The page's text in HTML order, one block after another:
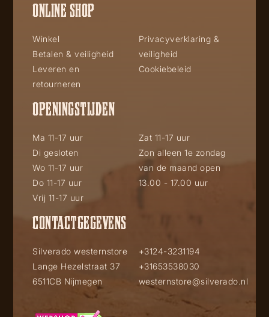
ONLINE SHOP
Winkel
Betalen & veiligheid
Leveren en
retourneren
Privacyverklaring &
veiligheid
Cookiebeleid
OPENINGSTIJDEN
Ma 11-17 uur
Di gesloten
Wo 11-17 uur
Do 11-17 uur
Vrij 11-17 uur
Zat 11-17 uur
Zon alleen 1e zondag
van de maand open
13.00 - 17.00 uur
CONTACTGEGEVENS
Silverado westernstore
Lange Hezelstraat 37
6511CB Nijmegen
+3124-3231194
+31653538030
westernstore@silverado.nl